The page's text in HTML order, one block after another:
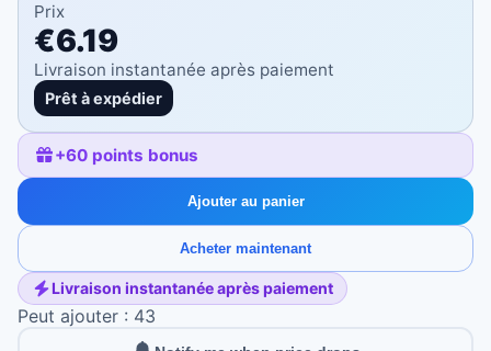
Prix
€6.19
Livraison instantanée après paiement
Prêt à expédier
+60 points bonus
Ajouter au panier
Acheter maintenant
Livraison instantanée après paiement
Peut ajouter : 43